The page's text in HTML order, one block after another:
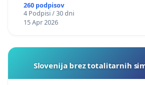
260 podpisov
4 Podpisi / 30 dni
15 Apr 2026
Slovenija brez totalitarnih